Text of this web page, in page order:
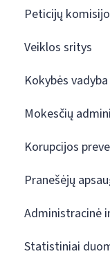
Peticijų
Veiklos sritys
Kokybės vadyba
Mokesčių
Korupcijos
Pranešėjų
Administracinė
Statistiniai